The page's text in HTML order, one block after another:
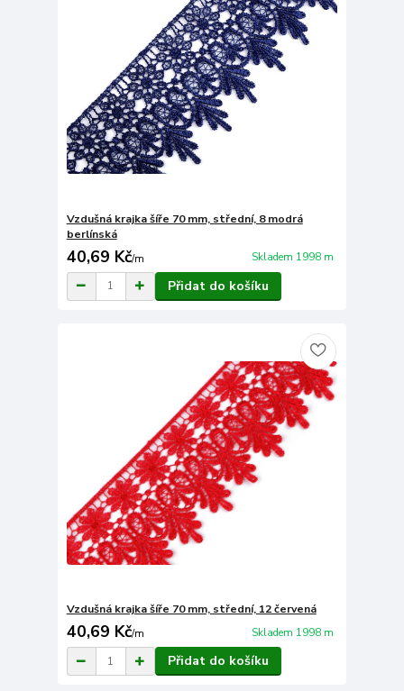
Vzdušná krajka šíře 70 mm, střední, 8 modrá
berlínská
40,69 Kč/m Skladem 1998 m
Přidat do košíku
Vzdušná krajka šíře 70 mm, střední, 12 červená
40,69 Kč/m Skladem 1998 m
Přidat do košíku